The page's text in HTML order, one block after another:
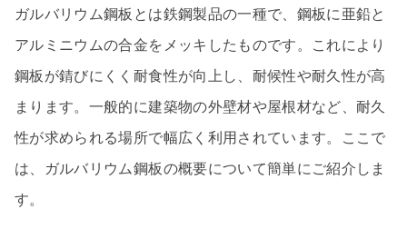
ガルバリウム鋼板とは鉄鋼製品の一種で、鋼板に亜鉛と
アルミニウムの合金をメッキしたものです。これにより
鋼板が錆びにくく耐食性が向上し、耐候性や耐久性が高
まります。一般的に建築物の外壁材や屋根材など、耐久
性が求められる場所で幅広く利用されています。ここで
は、ガルバリウム鋼板の概要について簡単にご紹介しま
す。